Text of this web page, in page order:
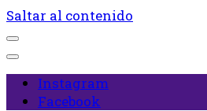
Saltar al contenido
Instagram
Facebook